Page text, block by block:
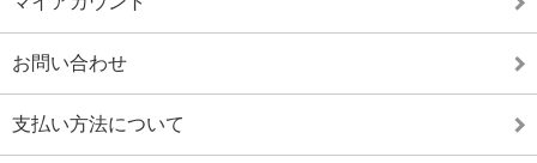
お問い合わせ
支払い方法について